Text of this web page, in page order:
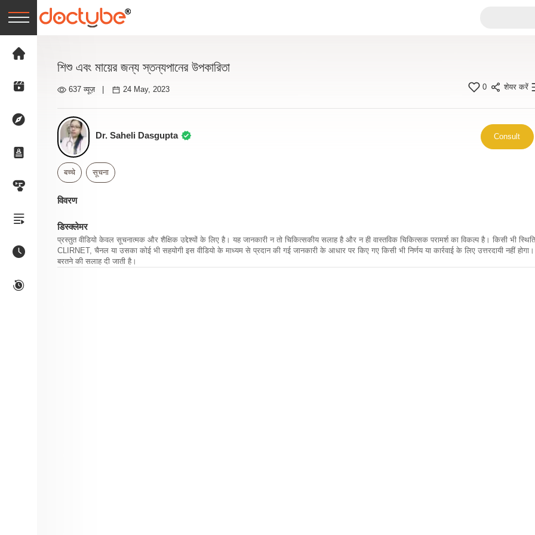
শিশু এবং মায়ের জন্য স্তন্যপানের উপকারিতা
637 व्यूज़ 24 May, 2023 0 शेयर करें
Dr. Saheli Dasgupta Consult
बच्चे सूचना
विवरण
डिस्क्लेमर
प्रस्तुत वीडियो केवल सूचनात्मक और शैक्षिक उद्देश्यों के लिए है। यह जानकारी न तो चिकित्सकीय सलाह है और न ही वास्तविक चिकित्सक परामर्श का विकल्प है। किसी भी
CLIRNET, चैनल या उसका कोई भी सहयोगी इस वीडियो के माध्यम से प्रदान की गई जानकारी के आधार पर किए गए किसी भी निर्णय या कार्रवाई के लिए उत्तरदायी नहीं होगा।
बरतने की सलाह दी जाती है।